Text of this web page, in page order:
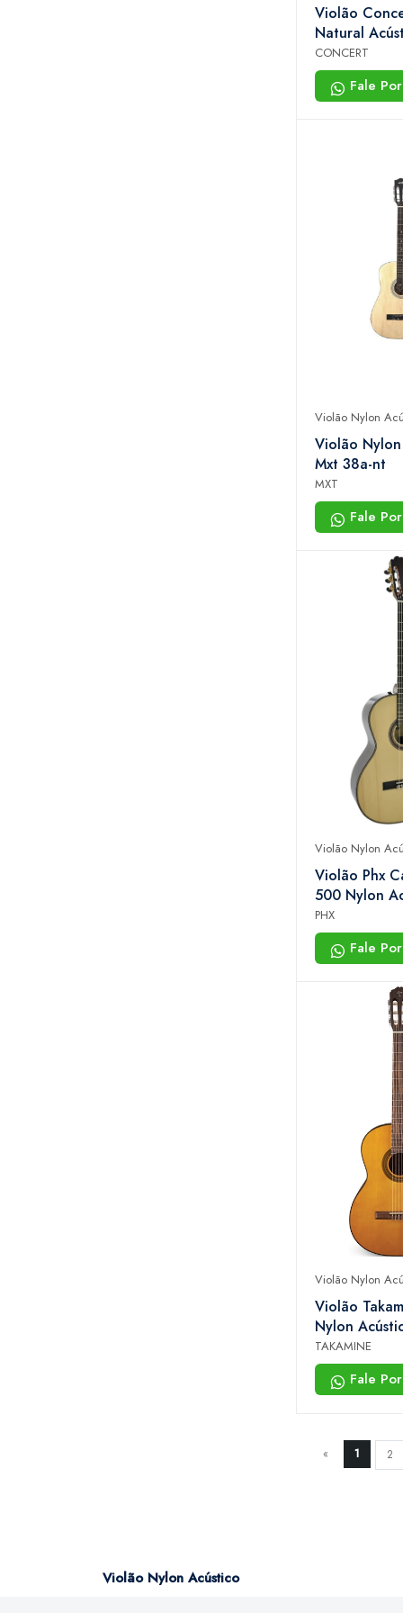
Violão
Natural
Nylon 36”
CONCERT
Fale
Violão Nylon
Violão
Mxt 38a-nt
MXT
Fale
Violão Nylon
Violão Phx
500 Nylon
Natural
PHX
Fale
Violão Nylon
Violão
Nylon
TAKAMINE
Fale
« 1 2
Violão Nylon Acústico